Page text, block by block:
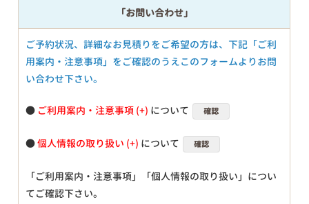
「お問い合わせ」
ご予約状況、詳細なお見積りをご希望の方は、下記「ご利
用案内・注意事項」をご確認のうえこのフォームよりお問
い合わせ下さい。
● ご利用案内・注意事項 について 確認
●個人情報の取り扱い について 確認
「ご利用案内・注意事項」「個人情報の取り扱い」につい
てご確認下さい。